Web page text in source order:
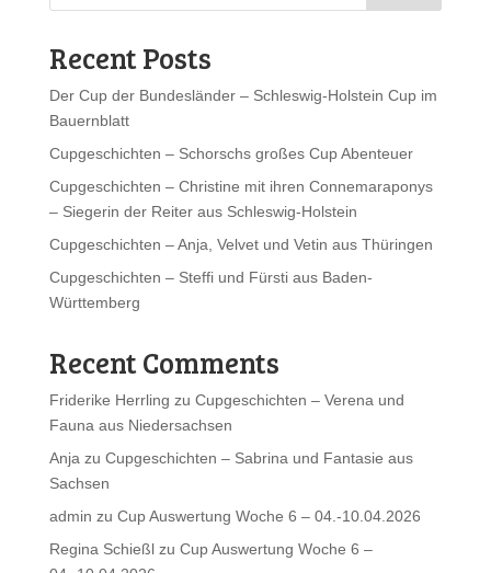
Recent Posts
Der Cup der Bundesländer – Schleswig-Holstein Cup im
Bauernblatt
Cupgeschichten – Schorschs großes Cup Abenteuer
Cupgeschichten – Christine mit ihren Connemaraponys
– Siegerin der Reiter aus Schleswig-Holstein
Cupgeschichten – Anja, Velvet und Vetin aus Thüringen
Cupgeschichten – Steffi und Fürsti aus Baden-
Württemberg
Recent Comments
Friderike Herrling zu Cupgeschichten – Verena und
Fauna aus Niedersachsen
Anja zu Cupgeschichten – Sabrina und Fantasie aus
Sachsen
admin zu Cup Auswertung Woche 6 – 04.-10.04.2026
Regina Schießlzu Cup Auswertung Woche 6 –